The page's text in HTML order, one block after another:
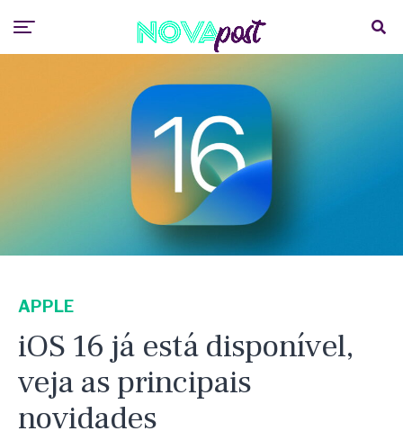
APPLE
iOS 16 já está disponível,
veja as principais
novidades